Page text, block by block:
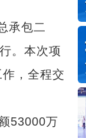
承包二
。本次项
，全程交
53000万